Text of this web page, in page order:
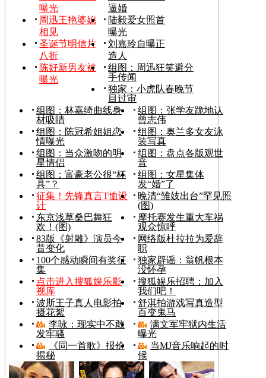
曝光
逼婚
周迅王艳婆媳
相见
陆毅爱女照首
曝光
圣诞节明信片
八折
刘嘉玲自曝正
造人
陈好新男友被
曝光
组图：周迅狂笑避分
手传闻
独家：小虎队春晚节
目过审
组图：林嘉绮曲线身
材吸睛
组图：张学友跪地认
曾志伟
组图：陈冠希姐姐恋
情曝光
组图：奥兰多女友泳
装写真
组图：当众激吻的明
星情侣
组图：盘点各版观世
音
组图：富豪老公很“杯
具”？
组图：女星集体
发“婚”了
征集！先锋真言T恤设
计
晚清“雏妓出台”罕见照
(图)
东京浅草桑巴舞狂
欢！(图)
摩托赛发生重大车祸
观众惊呼
83版《射雕》演员今
昔变化
网络版杜拉拉为爱辞
职
100个感动瞬间有奖征
集
独家辟谣：翁帆根本
没怀孕
点击进入搜狐娱乐影
视库
搜狐娱乐招聘：加入
我们吧！
波斯王子真人电影拍
摄花絮
舒淇拍游戏写真造型
百变鬼马
李咏：现实中不敢
发牢骚
满文军牢狱内生活
曝光
《同一首歌》报价
揭秘
当MJ音乐响起的时
候